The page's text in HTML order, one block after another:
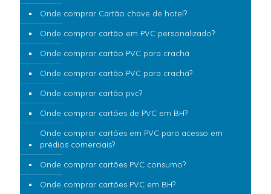
Onde comprar Cartão chave de hotel?
Onde comprar cartão em PVC personalizado?
Onde comprar cartão PVC para crachá
Onde comprar cartão PVC para crachá?
Onde comprar cartão pvc?
Onde comprar cartões de PVC em BH?
Onde comprar cartões em PVC para acesso em
prédios comerciais?
Onde comprar cartões PVC consumo?
Onde comprar cartões PVC em BH?